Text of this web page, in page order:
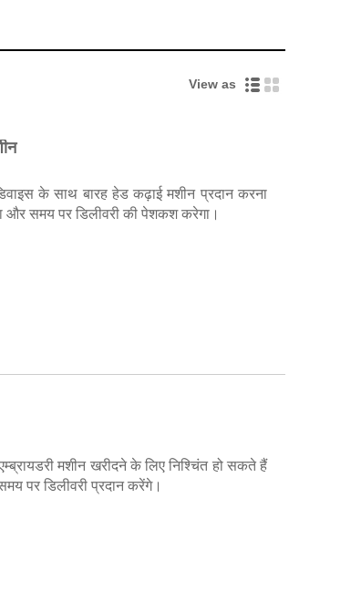
View as
के साथ बारह हेड कढ़ाई मशीन प्रदान करना
समय पर डिलीवरी की पेशकश करेगा।
मशीन खरीदने के लिए निश्चिंत हो सकते हैं
पर डिलीवरी प्रदान करेंगे।